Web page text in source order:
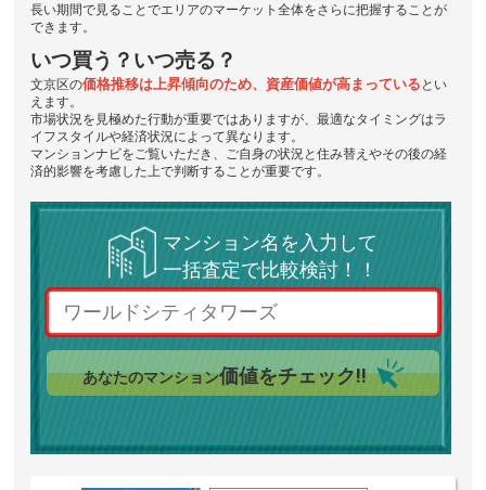
長い期間で見ることでエリアのマーケット全体をさらに把握することが
できます。
いつ買う？いつ売る？
文京区の価格推移は上昇傾向のため、資産価値が高まっている とい
えます。
市場状況を見極めた行動が重要ではありますが、最適なタイミングはラ
イフスタイルや経済状況によって異なります。
マンションナビをご覧いただき、ご自身の状況と住み替えやその後の経
済的影響を考慮した上で判断することが重要です。
マンション名を入力して
一括査定で比較検討！！
あなたのマンション価値をチェック!!